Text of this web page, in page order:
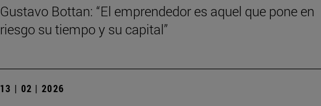
Gustavo Bottan: “El emprendedor es aquel que pone en
riesgo su tiempo y su capital”
13 | 02 | 2026